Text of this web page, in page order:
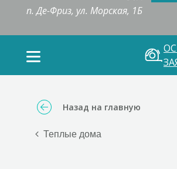
п. Де-Фриз, ул. Морская, 1Б
Назад на главную
Теплые дома